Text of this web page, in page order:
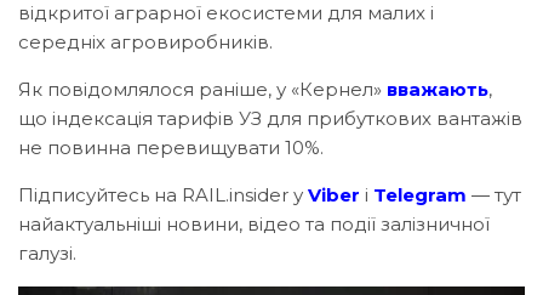
відкритої аграрної екосистеми для малих і
середніх агровиробників.
Як повідомлялося раніше, у «Кернел» вважають,
що індексація тарифів УЗ для прибуткових вантажів
не повинна перевищувати 10%.
Підписуйтесь на RAIL.insider у Viber і Telegram — тут
найактуальніші новини, відео та події залізничної
галузі.